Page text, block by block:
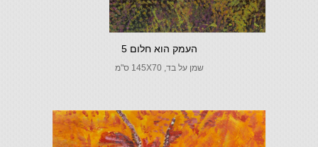
העמק הוא חלום 5
שמן על בד, 145X70 ס"מ